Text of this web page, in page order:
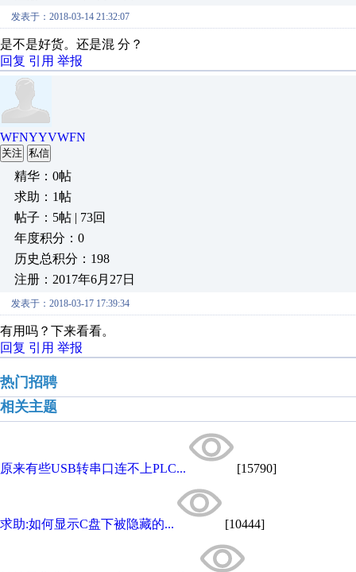
发表于：2018-03-14 21:32:07
是不是好货。还是混 分？
回复 引用 举报
WFNYYVWFN
关注 私信
精华：0帖
求助：1帖
帖子：5帖 | 73回
年度积分：0
历史总积分：198
注册：2017年6月27日
发表于：2018-03-17 17:39:34
有用吗？下来看看。
回复 引用 举报
热门招聘
相关主题
原来有些USB转串口连不上PLC... [15790]
求助:如何显示C盘下被隐藏的... [10444]